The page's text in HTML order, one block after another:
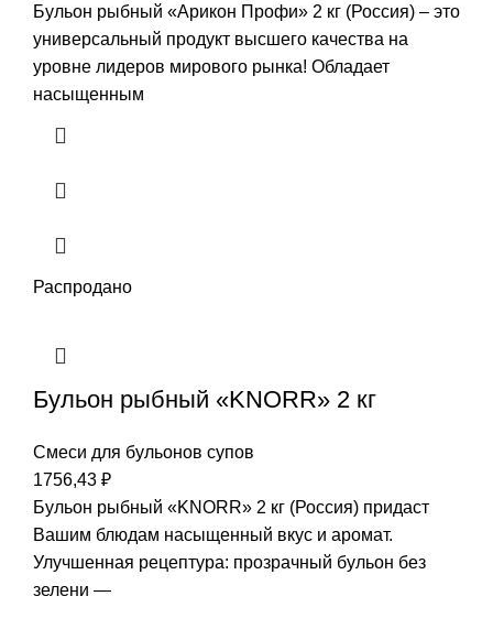
Бульон рыбный «Арикон Профи» 2 кг (Россия) – это
универсальный продукт высшего качества на
уровне лидеров мирового рынка! Обладает
насыщенным
Распродано
Бульон рыбный «KNORR» 2 кг
Смеси для бульонов супов
1756,43 ₽
Бульон рыбный «KNORR» 2 кг (Россия) придаст
Вашим блюдам насыщенный вкус и аромат.
Улучшенная рецептура: прозрачный бульон без
зелени —